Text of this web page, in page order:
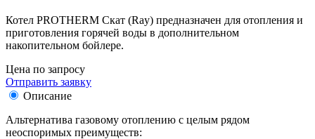
Котел PROTHERM Скат (Ray) предназначен для отопления и
приготовления горячей воды в дополнительном
накопительном бойлере.
Цена по запросу
Отправить заявку
Описание
Альтернатива газовому отоплению с целым рядом
неоспоримых преимуществ: